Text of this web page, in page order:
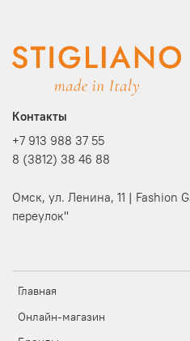
Главная
Онлайн-магазин
Контакты
+7 913 988 37 55
8 (3812) 38 46 88
Омск, ул. Ленина, 11 | Fashion
переулок"